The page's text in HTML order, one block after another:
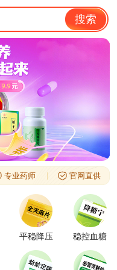
搜索
专业药师 官网直供
平稳降压 稳控血糖